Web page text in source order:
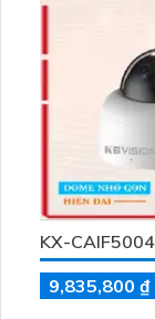
KX-
9,835,800 ₫